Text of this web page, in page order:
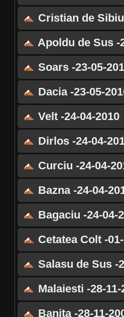
Cristian de
Apoldu de Sus -
Soars -23-05-
Dacia -23-05-
Velt -24-04-2010
Dirlos -24-04-
Curciu -24-04-
Bazna -24-04-
Bagaciu -24-04-
Cetatea Colt -
Salasu de Sus -
Malaiesti -28-11-
Banita -28-11-